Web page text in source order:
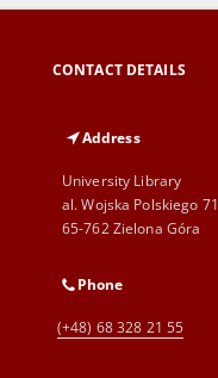
CONTACT DETAILS
Address
University Library
al. Wojska Polskiego 71
65-762 Zielona Góra
Phone
(+48) 68 328 21 55